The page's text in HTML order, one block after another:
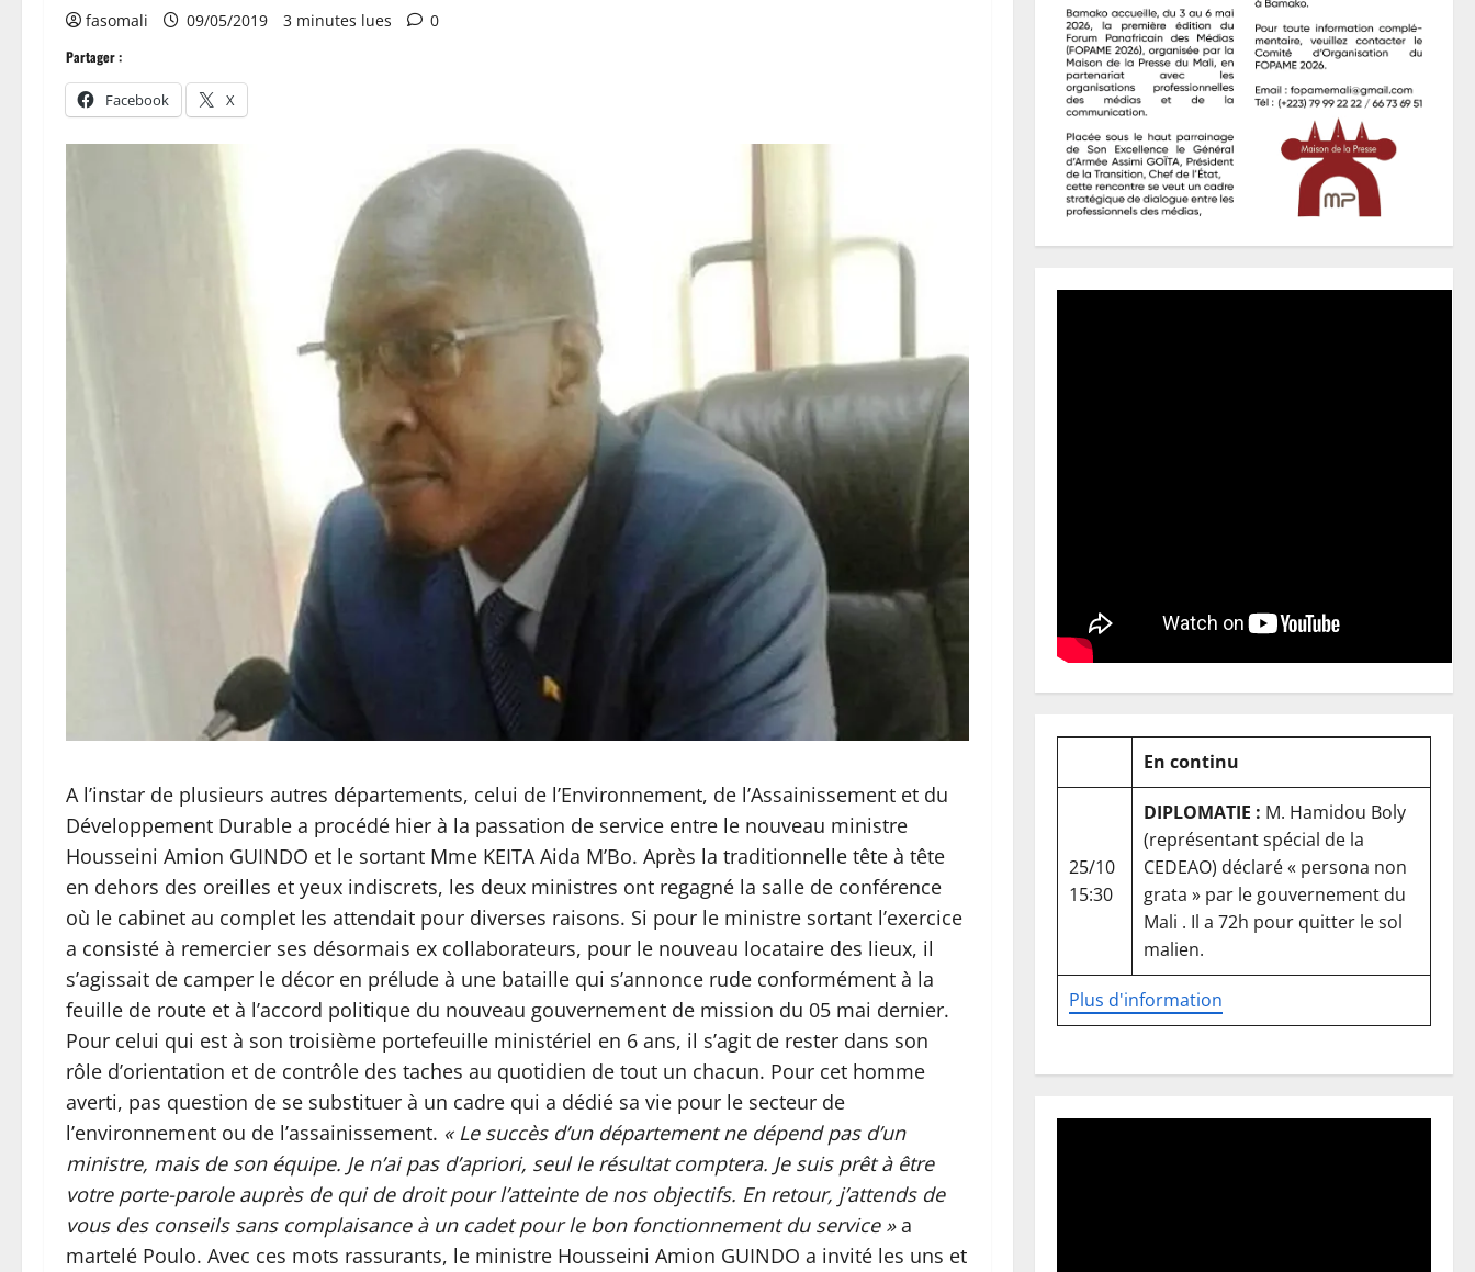
fasomali 09/05/2019 3 minutes lues 0
Partager :
Facebook X
A l’instar de plusieurs autres départements, celui de l’Environnement, de l’Assainissement et du
Développement Durable a procédé hier à la passation de service entre le nouveau ministre
Housseini Amion GUINDO et le sortant Mme KEITA Aida M’Bo. Après la traditionnelle tête à tête
en dehors des oreilles et yeux indiscrets, les deux ministres ont regagné la salle de conférence
où le cabinet au complet les attendait pour diverses raisons. Si pour le ministre sortant l’exercice
a consisté à remercier ses désormais ex collaborateurs, pour le nouveau locataire des lieux, il
s’agissait de camper le décor en prélude à une bataille qui s’annonce rude conformément à la
feuille de route et à l’accord politique du nouveau gouvernement de mission du 05 mai dernier.
Pour celui qui est à son troisième portefeuille ministériel en 6 ans, il s’agit de rester dans son
rôle d’orientation et de contrôle des taches au quotidien de tout un chacun. Pour cet homme
averti, pas question de se substituer à un cadre qui a dédié sa vie pour le secteur de
l’environnement ou de l’assainissement. « Le succès d’un département ne dépend pas d’un
ministre, mais de son équipe. Je n’ai pas d’apriori, seul le résultat comptera. Je suis prêt à être
votre porte-parole auprès de qui de droit pour l’atteinte de nos objectifs. En retour, j’attends de
vous des conseils sans complaisance à un cadet pour le bon fonctionnement du service »a
martelé Poulo. Avec ces mots rassurants, le ministre Housseini Amion GUINDO a invité les uns et
En continu
Plus d'information
25/10
15:30
DIPLOMATIE : M. Hamidou Boly
(représentant spécial de la
CEDEAO) déclaré « persona non
grata » par le gouvernement du
Mali . Il a 72h pour quitter le sol
malien.